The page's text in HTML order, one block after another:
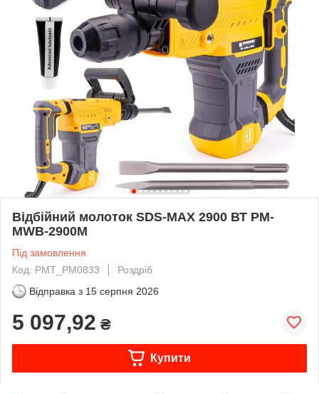
Відбійний молоток SDS-MAX 2900 ВТ PM-
MWB-2900M
Під замовлення
Код: PMT_PM0833
Роздріб
Відправка з 15 серпня 2026
5 097,92 ₴
Купити